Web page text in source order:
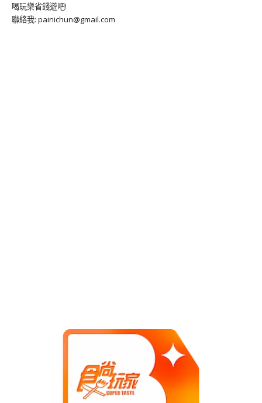
喝玩樂省錢遊吧!
聯絡我: painichun@gmail.com